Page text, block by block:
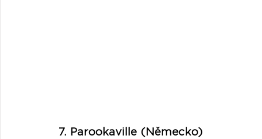
7. Parookaville (Německo)